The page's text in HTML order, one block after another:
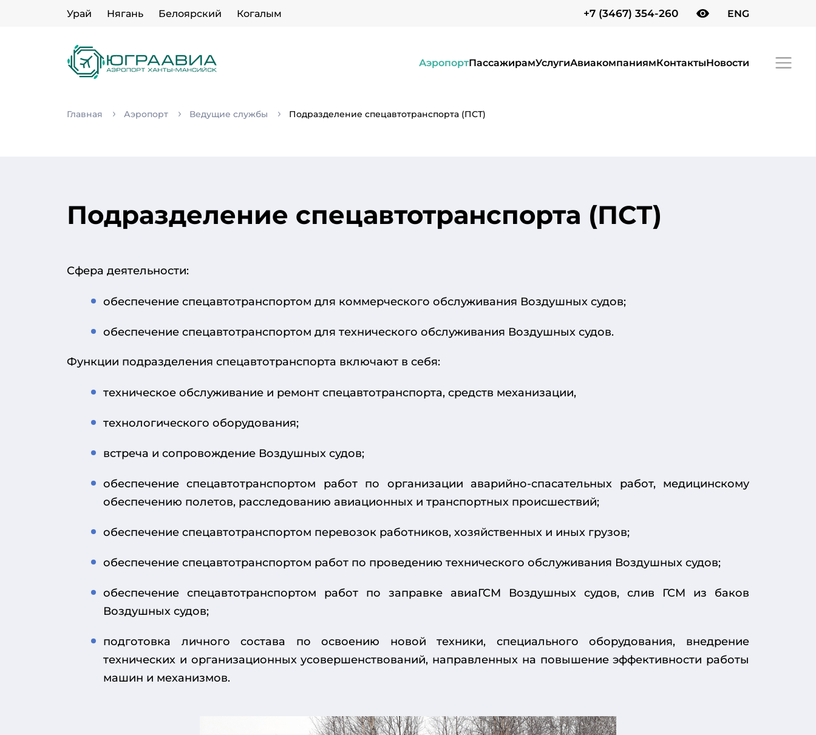
Урай Нягань Белоярский Когалым +7 (3467) 354-260 ENG
АэропортПассажирамУслугиАвиакомпаниямКонтактыНовости
Главная Аэропорт Ведущие службы Подразделение спецавтотранспорта (ПСТ)
Подразделение спецавтотранспорта (ПСТ)
Сфера деятельности:
обеспечение спецавтотранспортом для коммерческого обслуживания Воздушных судов;
обеспечение спецавтотранспортом для технического обслуживания Воздушных судов.
Функции подразделения спецавтотранспорта включают в себя:
техническое обслуживание и ремонт спецавтотранспорта, средств механизации,
технологического оборудования;
встреча и сопровождение Воздушных судов;
обеспечение спецавтотранспортом работ по организации аварийно-спасательных работ, медицинскому
обеспечению полетов, расследованию авиационных и транспортных происшествий;
обеспечение спецавтотранспортом перевозок работников, хозяйственных и иных грузов;
обеспечение спецавтотранспортом работ по проведению технического обслуживания Воздушных судов;
обеспечение спецавтотранспортом работ по заправке авиаГСМ Воздушных судов, слив ГСМ из баков
Воздушных судов;
подготовка личного состава по освоению новой техники, специального оборудования, внедрение
технических и организационных усовершенствований, направленных на повышение эффективности работы
машин и механизмов.